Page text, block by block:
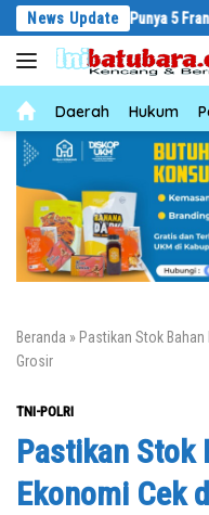
Langsung
konten
News Update
Punya 5 Franchise Baru!
NewsDaerah Hukum
Beranda » Pastikan Stok
Grosir
TNI-POLRI
Pastikan Stok
Ekonomi Cek